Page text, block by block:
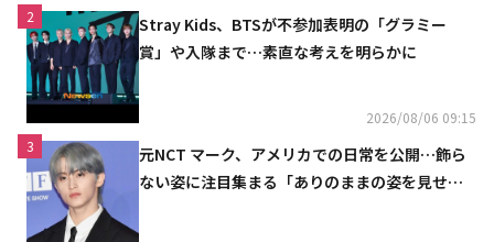
2
Stray Kids、BTSが不参加表明の「グラミー
賞」や入隊まで…素直な考えを明らかに
2026/08/06 09:15
3
元NCT マーク、アメリカでの日常を公開…飾ら
ない姿に注目集まる「ありのままの姿を見せた